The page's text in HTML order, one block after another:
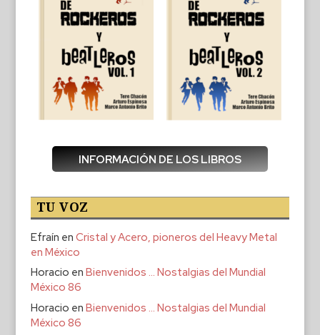
INFORMACIÓN DE LOS LIBROS
TU VOZ
Efraín en Cristal y Acero, pioneros del Heavy Metal
en México
Horacio en Bienvenidos … Nostalgias del Mundial
México 86
Horacio en Bienvenidos … Nostalgias del Mundial
México 86